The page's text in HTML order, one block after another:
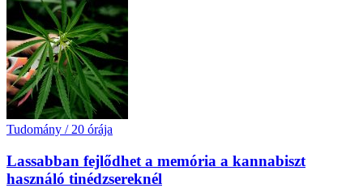
Tudomány / 20 órája
Lassabban fejlődhet a memória a kannabiszt
használó tinédzsereknél